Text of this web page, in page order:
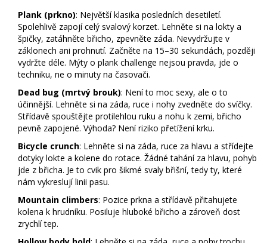
Plank (prkno): Největší klasika posledních desetiletí.
Spolehlivě zapojí celý svalový korzet. Lehněte si na lokty a
špičky, zatáhněte břicho, zpevněte záda. Nevydržujte v
záklonech ani prohnutí. Začněte na 15–30 sekundách, později
vydržte déle. Mýty o plank challenge nejsou pravda, jde o
techniku, ne o minuty na časovači.
Dead bug (mrtvý brouk): Není to moc sexy, ale o to
účinnější. Lehněte si na záda, ruce i nohy zvedněte do svíčky.
Střídavě spouštějte protilehlou ruku a nohu k zemi, břicho
pevně zapojené. Výhoda? Není riziko přetížení krku.
Bicycle crunch: Lehněte si na záda, ruce za hlavu a střídejte
dotyky lokte a kolene do rotace. Žádné tahání za hlavu, pohyb
jde z břicha. Je to cvik pro šikmé svaly břišní, tedy ty, které
nám vykreslují linii pasu.
Mountain climbers: Pozice prkna a střídavě přitahujete
kolena k hrudníku. Posiluje hluboké břicho a zároveň dost
zrychlí tep.